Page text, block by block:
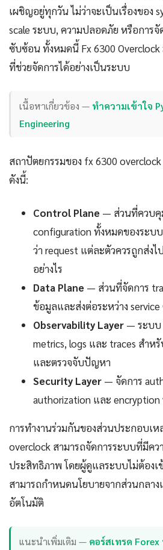
เผชิญอยู่ทุกวัน ไม่ว่าจะเป็นเรื่องของ
scale ระบบ, ความปลอดภัย หรือการ
ซับซ้อน ทั้งหมดนี้ Fx 6300
ที่ช่วยจัดการได้อย่างเป็นระบบ
เนื้อหาเกี่ยวข้อง — ทำความเข้าใจ
Engineering
สถาปัตยกรรมของ fx 6300
ดังนี้:
Control Plane — ส่วนที่ควบคุ
configuration ทั้งหมดของระบ
ว่า request แต่ละตัวควรถูกส่ง
อย่างไร
Data Plane — ส่วนที่จัดการ
ข้อมูลและส่งต่อระหว่าง
Observability Layer — ระบบ
metrics, logs และ traces สำห
และตรวจจับปัญหา
Security Layer — จัดการ
authorization และ encryption
การทำงานร่วมกันของส่วนประกอบเ
overclock สามารถจัดการระบบที่มีค
ประสิทธิภาพ โดยผู้ดูแลระบบไม่ต้อง
สามารถกำหนดนโยบายจากส่วนกลา
อัตโนมัติ
แนะนำเพิ่มเติม — คอร์สเทรด